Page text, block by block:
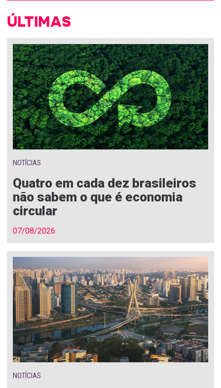
ÚLTIMAS
NOTÍCIAS
Quatro em cada dez brasileiros
não sabem o que é economia
circular
07/08/2026
NOTÍCIAS